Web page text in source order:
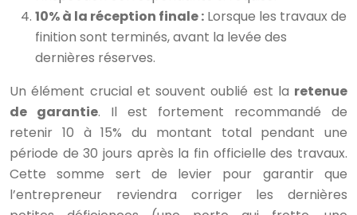
10% à la réception finale : Lorsque les travaux de
finition sont terminés, avant la levée des
dernières réserves.
Un élément crucial et souvent oublié est la retenue
de garantie. Il est fortement recommandé de
retenir 10 à 15% du montant total pendant une
période de 30 jours après la fin officielle des travaux.
Cette somme sert de levier pour garantir que
l’entrepreneur reviendra corriger les dernières